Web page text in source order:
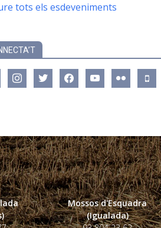
tots els esdeveniments
instagramtwitter facebookyoutube flickr mobile
Mossos d'Esquadra
(Igualada)